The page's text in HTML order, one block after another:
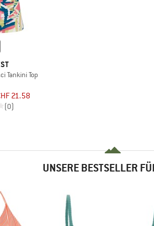
Tankini Top
21.58
(0)
UNSERE BESTSELLER